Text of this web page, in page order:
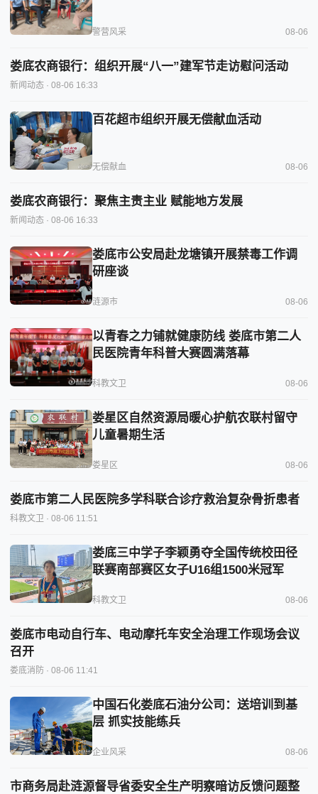
警营风采 08-06
娄底农商银行：组织开展“八一”建军节走访慰问活动
新闻动态 · 08-06 16:33
百花超市组织开展无偿献血活动
无偿献血 08-06
娄底农商银行：聚焦主责主业 赋能地方发展
新闻动态 · 08-06 16:33
娄底市公安局赴龙塘镇开展禁毒工作调
研座谈
涟源市 08-06
以青春之力铺就健康防线 娄底市第二人
民医院青年科普大赛圆满落幕
科教文卫 08-06
娄星区自然资源局暖心护航农联村留守
儿童暑期生活
娄星区 08-06
娄底市第二人民医院多学科联合诊疗救治复杂骨折患者
科教文卫 · 08-06 11:51
娄底三中学子李颖勇夺全国传统校田径
联赛南部赛区女子U16组1500米冠军
科教文卫 08-06
娄底市电动自行车、电动摩托车安全治理工作现场会议
召开
娄底消防 · 08-06 11:41
中国石化娄底石油分公司：送培训到基
层 抓实技能练兵
企业风采 08-06
市商务局赴涟源督导省委安全生产明察暗访反馈问题整